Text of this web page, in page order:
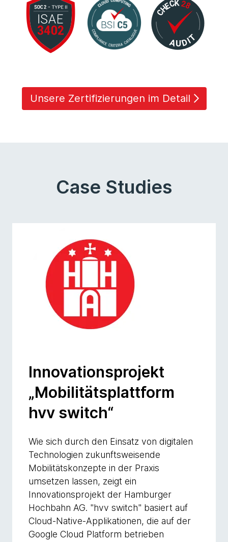
Unsere Zertifizierungen im Detail
Case Studies
Innovationsprojekt
„Mobilitätsplattform
hvv switch“
Wie sich durch den Einsatz von digitalen
Technologien zukunftsweisende
Mobilitätskonzepte in der Praxis
umsetzen lassen, zeigt ein
Innovationsprojekt der Hamburger
Hochbahn AG. "hvv switch" basiert auf
Cloud-Native-Applikationen, die auf der
Google Cloud Platform betrieben